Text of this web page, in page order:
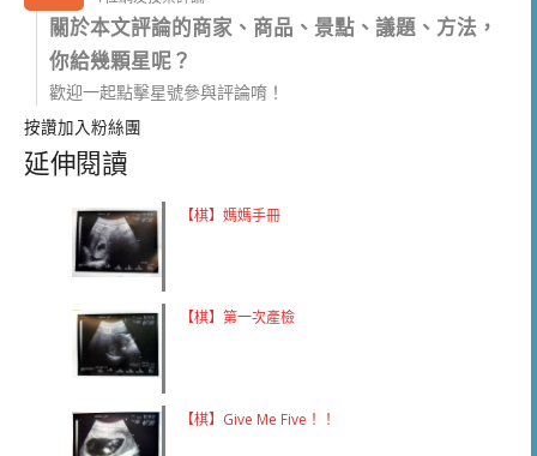
關於本文評論的商家、商品、景點、議題、方法，
你給幾顆星呢？
歡迎一起點擊星號參與評論唷！
按讚加入粉絲團
延伸閱讀
【棋】媽媽手冊
【棋】第一次產檢
【棋】Give Me Five！！